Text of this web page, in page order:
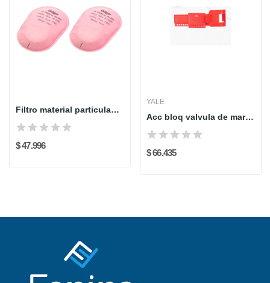
Filtro material particulado pure p100 draeger
$ 47.996
YALE
Acc bloq valvula de mariposa
$ 66.435